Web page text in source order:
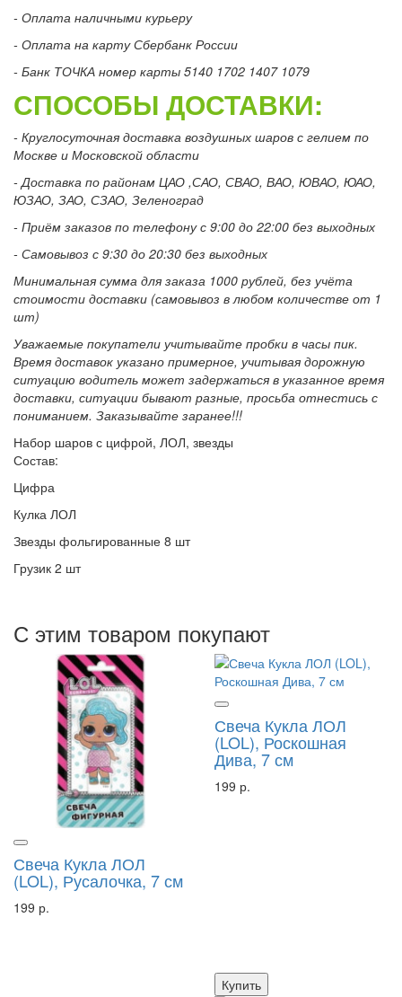
- Оплата наличными курьеру
- Оплата на карту Сбербанк России
- Банк ТОЧКА номер карты 5140 1702 1407 1079
СПОСОБЫ ДОСТАВКИ:
- Круглосуточная доставка воздушных шаров с гелием по
Москве и Московской области
- Доставка по районам ЦАО ,САО, СВАО, ВАО, ЮВАО, ЮАО,
ЮЗАО, ЗАО, СЗАО, Зеленоград
- Приём заказов по телефону с 9:00 до 22:00 без выходных
- Самовывоз с 9:30 до 20:30 без выходных
Минимальная сумма для заказа 1000 рублей, без учёта
стоимости доставки (самовывоз в любом количестве от 1
шт)
Уважаемые покупатели учитывайте пробки в часы пик.
Время доставок указано примерное, учитывая дорожную
ситуацию водитель может задержаться в указанное время
доставки, ситуации бывают разные, просьба отнестись с
пониманием. Заказывайте заранее!!!
Набор шаров с цифрой, ЛОЛ, звезды
Состав:
Цифра
Кулка ЛОЛ
Звезды фольгированные 8 шт
Грузик 2 шт
С этим товаром покупают
Свеча Кукла ЛОЛ
(LOL), Русалочка, 7 см
199 р.
Свеча Кукла ЛОЛ
(LOL), Роскошная
Дива, 7 см
199 р.
Купить